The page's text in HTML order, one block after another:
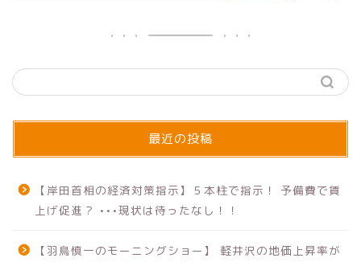
最近の投稿
【岸田首相の経済対策指示】５本柱で指示！ 予備費で賃
上げ促進？ •••現状は待ったなし！！
【羽鳥慎一のモーニングショー】 軽井沢の地価上昇率が